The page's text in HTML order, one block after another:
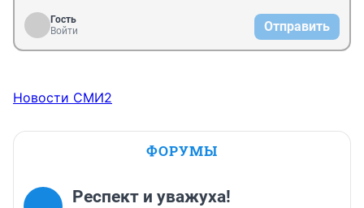
Гость
Войти
Отправить
Новости СМИ2
ФОРУМЫ
Респект и уважуха!